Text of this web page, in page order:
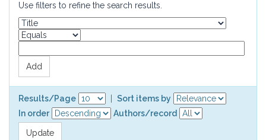
Use filters to refine the search results.
Results/Page
Sort items by
In order
Authors/record